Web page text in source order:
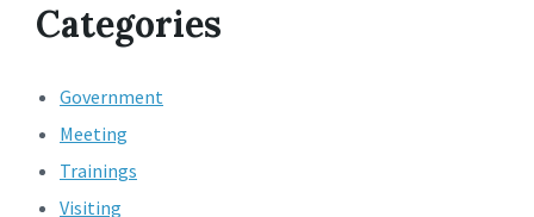
Categories
Government
Meeting
Trainings
Visiting